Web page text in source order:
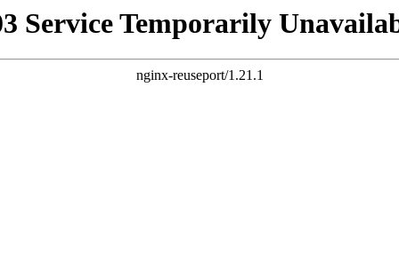
Service Temporarily
nginx-reuseport/1.21.1